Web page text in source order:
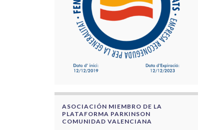
ASOCIACIÓN MIEMBRO DE LA
PLATAFORMA PARKINSON
COMUNIDAD VALENCIANA